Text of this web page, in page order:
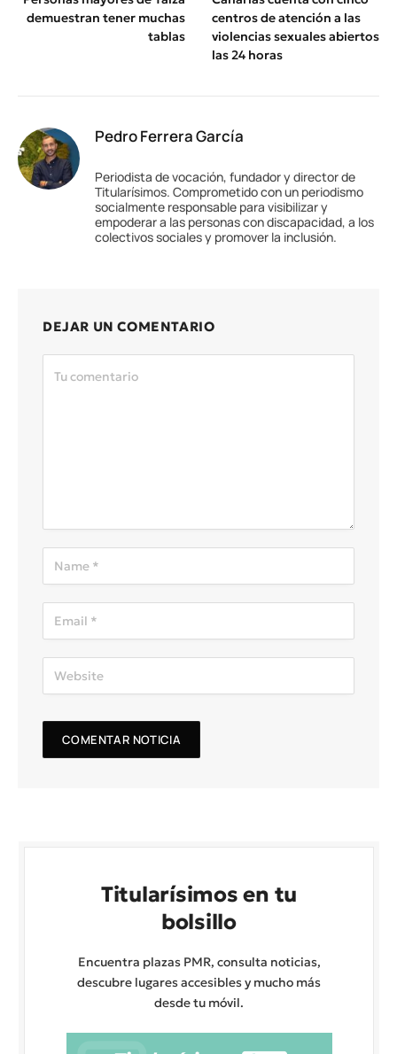
demuestran tener muchas
tablas
centros de atención a las
violencias sexuales abiertos
las 24 horas
Pedro Ferrera García
Periodista de vocación, fundador y director de
Titularísimos. Comprometido con un periodismo
socialmente responsable para visibilizar y
empoderar a las personas con discapacidad, a los
colectivos sociales y promover la inclusión.
DEJAR UN COMENTARIO
Titularísimos en tu
bolsillo
Encuentra plazas PMR, consulta noticias,
descubre lugares accesibles y mucho más
desde tu móvil.